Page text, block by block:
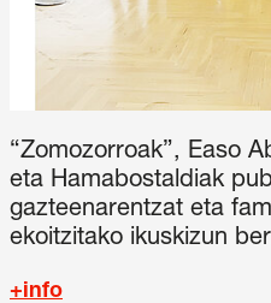
“Zomozorroak”, Easo
eta Hamabostaldiak
gazteenarentzat eta
ekoitzitako ikuskizun
+info